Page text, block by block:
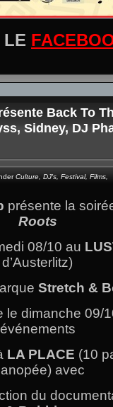
LE
Back To
Sidney, DJ
Culture DJ's Festival, Films
présente la
Roots
08/10 au
d’Austerlitz)
Stretch &
le dimanche 09/
événements
LA PLACE (10
avec
du